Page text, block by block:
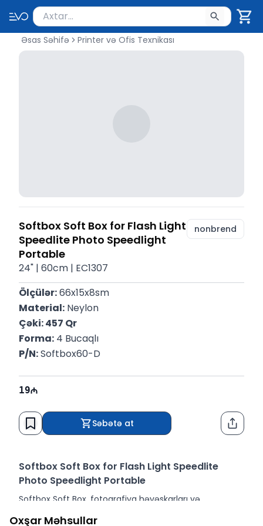
Məhsul axtar
Axtarış üçün ən azı 2 simvol yazın. Göndərmək
Əsas Səhifə Printer və Ofis Texnikası
Softbox Soft Box for Flash Light
Speedlite Photo Speedlight
Portable
nonbrend
24" | 60cm | EC1307
Ölçülər: 66x15x8sm
Material: Neylon
Çəki: 457 Qr
Forma: 4 Bucaqlı
P/N: Softbox60-D
19
Səbətə at
Softbox Soft Box for Flash Light Speedlite
Photo Speedlight Portable
Softbox Soft Box, fotoqrafiya həvəskarları və
Oxşar Məhsullar